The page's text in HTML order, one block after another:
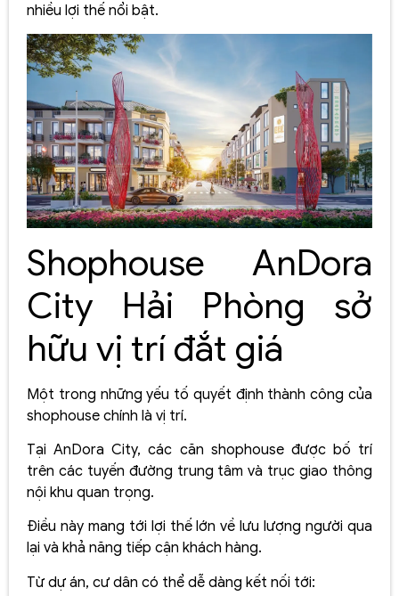
nhiều lợi thế nổi bật.
Shophouse AnDora
City Hải Phòng sở
hữu vị trí đắt giá
Một trong những yếu tố quyết định thành công của
shophouse chính là vị trí.
Tại AnDora City, các căn shophouse được bố trí
trên các tuyến đường trung tâm và trục giao thông
nội khu quan trọng.
Điều này mang tới lợi thế lớn về lưu lượng người qua
lại và khả năng tiếp cận khách hàng.
Từ dự án, cư dân có thể dễ dàng kết nối tới: